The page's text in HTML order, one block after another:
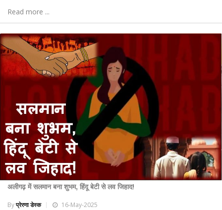
Read more ...
अलीगढ़ में सलमान बना शुभम, हिंदू बेटी से लव जिहाद!
Byप्रेरणा डेस्क 16-May-2025